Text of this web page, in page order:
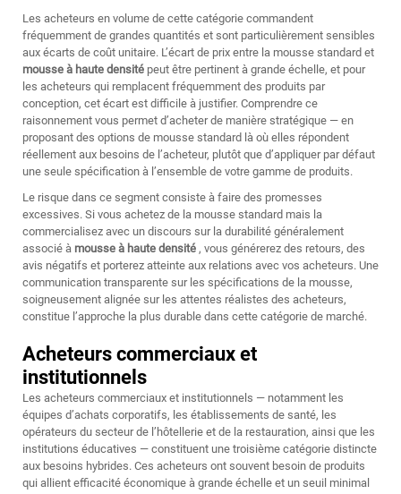
Les acheteurs en volume de cette catégorie commandent
fréquemment de grandes quantités et sont particulièrement sensibles
aux écarts de coût unitaire. L’écart de prix entre la mousse standard et
mousse à haute densité peut être pertinent à grande échelle, et pour
les acheteurs qui remplacent fréquemment des produits par
conception, cet écart est difficile à justifier. Comprendre ce
raisonnement vous permet d’acheter de manière stratégique — en
proposant des options de mousse standard là où elles répondent
réellement aux besoins de l’acheteur, plutôt que d’appliquer par défaut
une seule spécification à l’ensemble de votre gamme de produits.
Le risque dans ce segment consiste à faire des promesses
excessives. Si vous achetez de la mousse standard mais la
commercialisez avec un discours sur la durabilité généralement
associé à mousse à haute densité , vous générerez des retours, des
avis négatifs et porterez atteinte aux relations avec vos acheteurs. Une
communication transparente sur les spécifications de la mousse,
soigneusement alignée sur les attentes réalistes des acheteurs,
constitue l’approche la plus durable dans cette catégorie de marché.
Acheteurs commerciaux et
institutionnels
Les acheteurs commerciaux et institutionnels — notamment les
équipes d’achats corporatifs, les établissements de santé, les
opérateurs du secteur de l’hôtellerie et de la restauration, ainsi que les
institutions éducatives — constituent une troisième catégorie distincte
aux besoins hybrides. Ces acheteurs ont souvent besoin de produits
qui allient efficacité économique à grande échelle et un seuil minimal